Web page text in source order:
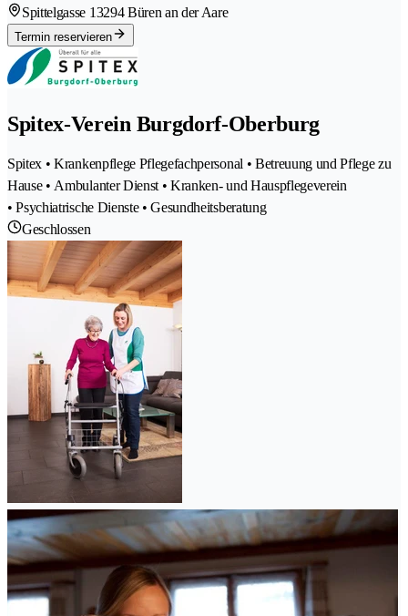
Spittelgasse 13294 Büren an der Aare
Termin reservieren
Spitex-Verein Burgdorf-Oberburg
Spitex • Krankenpflege Pflegefachpersonal • Betreuung und Pflege zu
Hause • Ambulanter Dienst • Kranken- und Hauspflegeverein
• Psychiatrische Dienste • Gesundheitsberatung
Geschlossen